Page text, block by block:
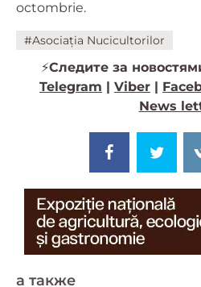
octombrie.
#Asociația Nucicultorilor
⚡️Следите за
Telegram | Viber |
News
a также